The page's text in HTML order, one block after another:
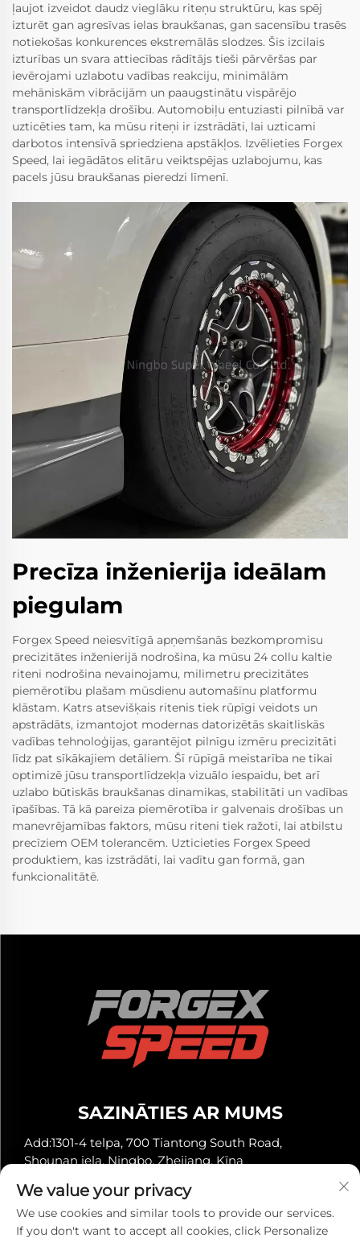
ļaujot izveidot daudz vieglāku riteņu struktūru, kas spēj
izturēt gan agresīvas ielas braukšanas, gan sacensību trasēs
notiekošas konkurences ekstremālās slodzes. Šis izcilais
izturības un svara attiecības rādītājs tieši pārvēršas par
ievērojami uzlabotu vadības reakciju, minimālām
mehāniskām vibrācijām un paaugstinātu vispārējo
transportlīdzekļa drošību. Automobiļu entuziasti pilnībā var
uzticēties tam, ka mūsu riteņi ir izstrādāti, lai uzticami
darbotos intensīvā spriedziena apstākļos. Izvēlieties Forgex
Speed, lai iegādātos elitāru veiktspējas uzlabojumu, kas
pacels jūsu braukšanas pieredzi līmenī.
Precīza inženierija ideālam
piegulam
Forgex Speed neiesvītīgā apņemšanās bezkompromisu
precizitātes inženierijā nodrošina, ka mūsu 24 collu kaltie
riteni nodrošina nevainojamu, milimetru precizitātes
piemērotību plašam mūsdienu automašīnu platformu
klāstam. Katrs atsevišķais ritenis tiek rūpīgi veidots un
apstrādāts, izmantojot modernas datorizētās skaitliskās
vadības tehnoloģijas, garantējot pilnīgu izmēru precizitāti
līdz pat sīkākajiem detāliem. Šī rūpīgā meistarība ne tikai
optimizē jūsu transportlīdzekļa vizuālo iespaidu, bet arī
uzlabo būtiskās braukšanas dinamikas, stabilitāti un vadības
īpašības. Tā kā pareiza piemērotība ir galvenais drošības un
manevrējamības faktors, mūsu riteni tiek ražoti, lai atbilstu
precīziem OEM tolerancēm. Uzticieties Forgex Speed
produktiem, kas izstrādāti, lai vadītu gan formā, gan
funkcionalitātē.
SAZINĀTIES AR MUMS
Add:1301-4 telpa, 700 Tiantong South Road,
Shounan iela, Ningbo, Zhejiang, Ķīna
Tālrunis: +86-13929561315
E-pasts:[email protected]
We value your privacy
We use cookies and similar tools to provide our services.
If you don't want to accept all cookies, click Personalize